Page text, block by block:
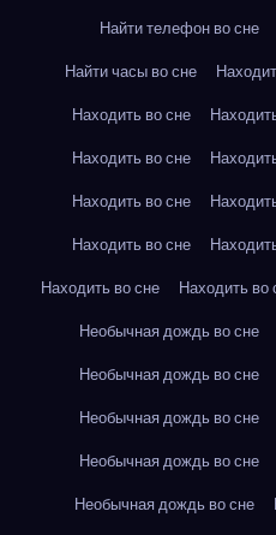
Найти телефон во сне
Найти часы во сне
Находить во сне
Находить во сне
Находить во сне
Находить во сне
Находить во сне
Находить во
Необычная дождь во сне
Необычная дождь во сне
Необычная дождь во сне
Необычная дождь во сне
Необычная дождь во сне